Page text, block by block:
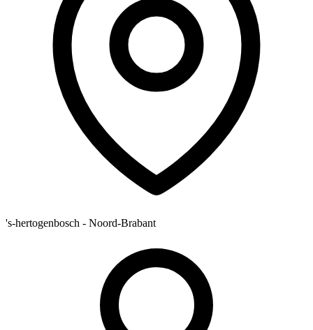
's-hertogenbosch - Noord-Brabant